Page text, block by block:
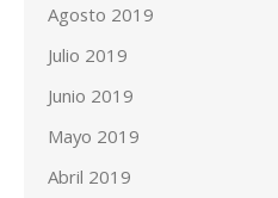
Agosto 2019
Julio 2019
Junio 2019
Mayo 2019
Abril 2019